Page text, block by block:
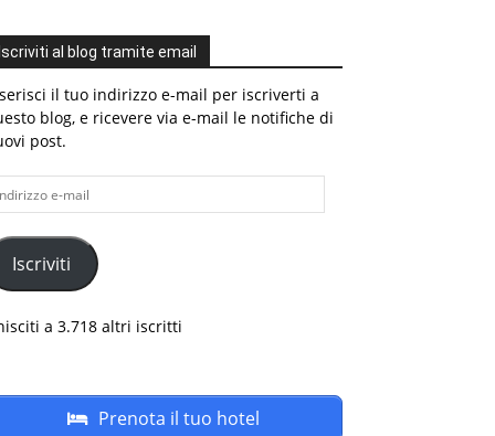
Iscriviti al blog tramite email
il tuo indirizzo e-mail per iscriverti a
blog, e ricevere via e-mail le notifiche di
post.
Iscriviti
a 3.718 altri iscritti
Prenota il tuo hotel